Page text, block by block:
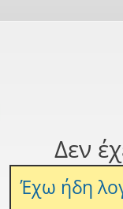
Δεν
Έχω ήδη